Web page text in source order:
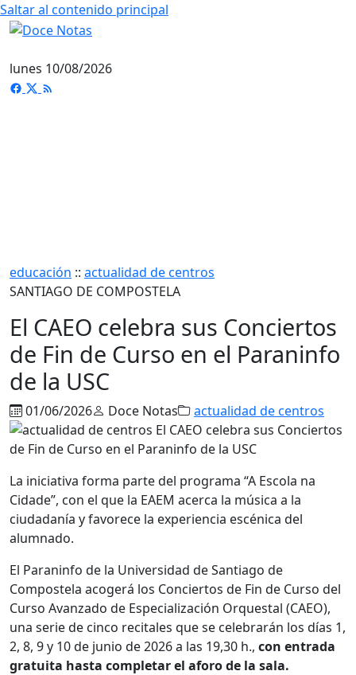
Saltar al contenido principal
lunes 10/08/2026
educación :: actualidad de centros
SANTIAGO DE COMPOSTELA
El CAEO celebra sus Conciertos
de Fin de Curso en el Paraninfo
de la USC
01/06/2026 Doce Notas actualidad de centros
La iniciativa forma parte del programa “A Escola na
Cidade”, con el que la EAEM acerca la música a la
ciudadanía y favorece la experiencia escénica del
alumnado.
El Paraninfo de la Universidad de Santiago de
Compostela acogerá los Conciertos de Fin de Curso del
Curso Avanzado de Especialización Orquestal (CAEO),
una serie de cinco recitales que se celebrarán los días 1,
2, 8, 9 y 10 de junio de 2026 a las 19,30 h., con entrada
gratuita hasta completar el aforo de la sala.